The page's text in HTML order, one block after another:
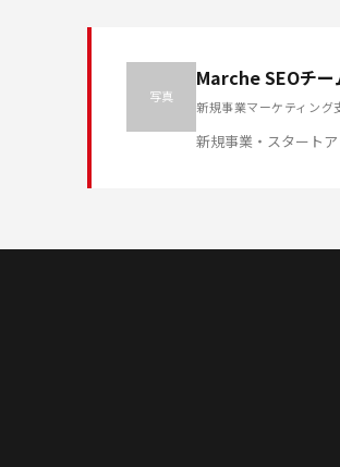
写真
Marche SEOチー
新規事業マーケティング
新規事業・スタート